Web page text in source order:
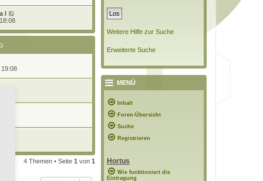
l
4 Themen • Seite 1 von 1
Weitere Hilfe zur Suche
Erweiterte Suche
MENÜ
Inhalt
Foren-Übersicht
Suche
Registrieren
Hortus
Wie funktioniert die
Eintragung